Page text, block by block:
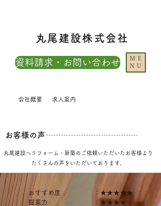
会社概要 求人案内
資料請求・お問い合わせ
ME
NU
丸尾建設株式会社
お客様の声
丸尾建設へリフォーム・新築のご依頼いただいたお客様より
​たくさんの声をいただいております。
おすすめ度 ：★★★★★
提案力 ：★★★★☆